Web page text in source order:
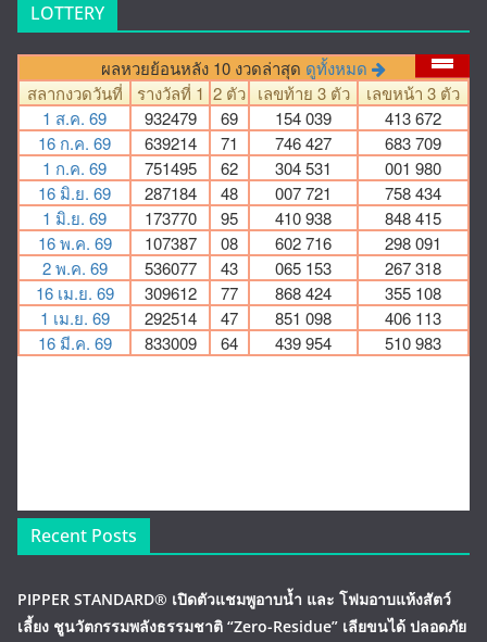
LOTTERY
Recent Posts
PIPPER STANDARD® เปิดตัวแชมพูอาบน้ำ และ โฟมอาบแห้งสัตว์
เลี้ยง ชูนวัตกรรมพลังธรรมชาติ “Zero-Residue” เลียขนได้ ปลอดภัย